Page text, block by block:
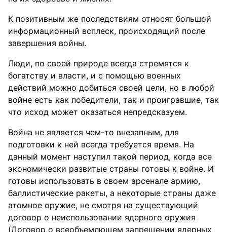
К позитивным же последствиям относят большой
информационный всплеск, происходящий после
завершения войны.
Люди, по своей природе всегда стремятся к
богатству и власти, и с помощью военных
действий можно добиться своей цели, но в любой
войне есть как победители, так и проигравшие, так
что исход может оказаться непредсказуем.
Война не является чем-то внезапным, для
подготовки к ней всегда требуется время. На
данный момент наступил такой период, когда все
экономически развитые страны готовы к войне. И
готовы использовать в своем арсенале армию,
баллистические ракеты, а некоторые страны даже
атомное оружие, не смотря на существующий
договор о неиспользовании ядерного оружия
(Договор о всеобъемлющем запрещении ядерных